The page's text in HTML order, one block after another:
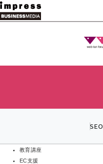
メ
イ
教育講座
EC支援
SEO